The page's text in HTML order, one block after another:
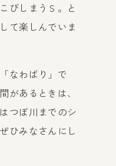
びしまうＳ。と
て楽しんでいま
なわばり」で
があるときは、
つぼ川までのシ
ひみなさんにし